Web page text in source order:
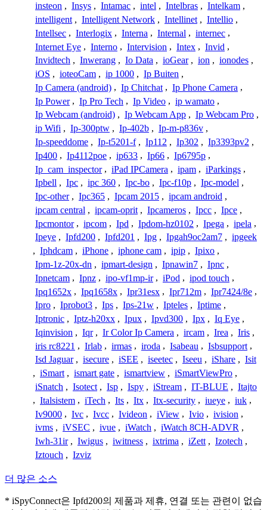
insteon , Insys , Intamac , intel , Intelbras , Intelkam ,
intelligent , Intelligent Network , Intellinet , Intellio ,
Intellsec , Interlogix , Interna , Internal , internec ,
Internet Eye , Interno , Intervision , Intex , Invid ,
Invidtech , Inwerang , Io Data , ioGear , ion , ionodes ,
iOS , ioteoCam , ip 1000 , Ip Buiten ,
Ip Camera (android) , Ip Chitchat , Ip Phone Camera ,
Ip Power , Ip Pro Tech , Ip Video , ip wamato ,
Ip Webcam (android) , Ip Webcam App , Ip Webcam Pro ,
ip Wifi , Ip-300ptw , Ip-402b , Ip-m-p836v ,
Ip-speeddome , Ip-t5201-f , Ip112 , Ip302 , Ip3393pv2 ,
Ip400 , Ip4112poe , ip633 , Ip66 , Ip6795p ,
Ip_cam_inspector , iPad IPCamera , ipam , iParkings ,
Ipbell , Ipc , ipc 360 , Ipc-bo , Ipc-f10p , Ipc-model ,
Ipc-other , Ipc365 , Ipcam 2015 , ipcam android ,
ipcam central , ipcam-oprit , Ipcameros , Ipcc , Ipce ,
Ipcmontor , ipcom , Ipd , Ipdom-hz0102 , Ipega , ipela ,
Ipeye , Ipfd200 , Ipfd201 , Ipg , Ipgah9oc2am7 , ipgeek
, Iphdcam , iPhone , iphone cam , ipip , Ipixo ,
Ipm-1z-20x-dn , ipmart-design , Ipnawin7 , Ipnc ,
Ipnetcam , Ipnz , ipo-vf1mp-ir , iPod , ipod touch ,
Ipq1652x , Ipq1658x , Ipr31esx , Ipr712m , Ipr7424/8e ,
Ipro , Iprobot3 , Ips , Ips-21w , Ipteles , Iptime ,
Iptronic , Iptz-h20xx , Ipux , Ipvd300 , Ipx , Iq Eye ,
Iqinvision , Iqr , Ir Color Ip Camera , ircam , Irea , Iris ,
iris rc8221 , Irlab , irmas , iroda , Isabeau , Isbsupport ,
Isd Jaguar , isecure , iSEE , iseetec , Iseeu , iShare , Isit
, iSmart , ismart gate , ismartview , iSmartViewPro ,
iSnatch , Isotect , Isp , Ispy , iStream , IT-BLUE , Itajto
, Italsistem , iTech , Its , Itx , Itx-security , iueye , iuk ,
Iv9000 , Ivc , Ivcc , Ivideon , iView , Ivio , ivision ,
ivms , iVSEC , ivue , iWatch , iWatch 8CH-ADVR ,
Iwh-31ir , Iwigus , iwitness , ixtrima , iZett , Izotech ,
Iztouch , Izviz
더 많은 소스
* iSpyConnect은 Ipfd200의 제품과 제휴, 연결 또는 관련이 없습